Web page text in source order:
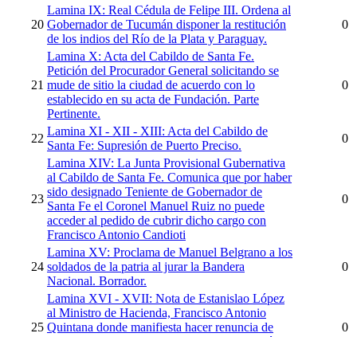
20
Lamina IX: Real Cédula de Felipe III. Ordena al
Gobernador de Tucumán disponer la restitución
de los indios del Río de la Plata y Paraguay.
0
21
Lamina X: Acta del Cabildo de Santa Fe.
Petición del Procurador General solicitando se
mude de sitio la ciudad de acuerdo con lo
establecido en su acta de Fundación. Parte
Pertinente.
0
22
Lamina XI - XII - XIII: Acta del Cabildo de
Santa Fe: Supresión de Puerto Preciso.
0
23
Lamina XIV: La Junta Provisional Gubernativa
al Cabildo de Santa Fe. Comunica que por haber
sido designado Teniente de Gobernador de
Santa Fe el Coronel Manuel Ruiz no puede
acceder al pedido de cubrir dicho cargo con
Francisco Antonio Candioti
0
24
Lamina XV: Proclama de Manuel Belgrano a los
soldados de la patria al jurar la Bandera
Nacional. Borrador.
0
25
Lamina XVI - XVII: Nota de Estanislao López
al Ministro de Hacienda, Francisco Antonio
Quintana donde manifiesta hacer renuncia de
0